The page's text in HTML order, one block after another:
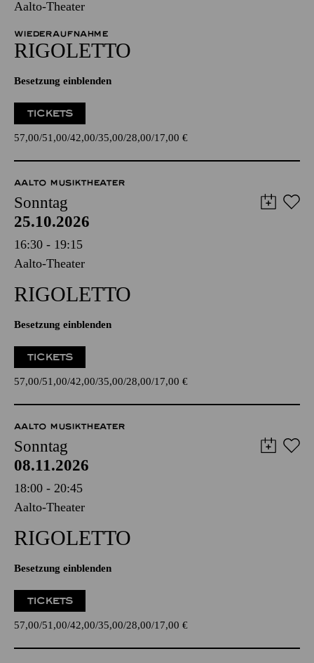
Aalto-Theater
WIEDERAUFNAHME
RIGO­LETTO
Besetzung einblenden
TICKETS
57,00 51,00 42,00 35,00 28,00 17,00 €
AALTO MUSIKTHEATER
Sonntag
25.10.2026
16:30 - 19:15
Aalto-Theater
RIGO­LETTO
Besetzung einblenden
TICKETS
57,00 51,00 42,00 35,00 28,00 17,00 €
AALTO MUSIKTHEATER
Sonntag
08.11.2026
18:00 - 20:45
Aalto-Theater
RIGO­LETTO
Besetzung einblenden
TICKETS
57,00 51,00 42,00 35,00 28,00 17,00 €